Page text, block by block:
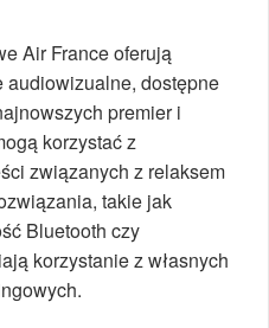
Air France oferują
dostępne
premier i
korzystać z
związanych z relaksem
takie jak
Bluetooth czy
korzystanie z własnych